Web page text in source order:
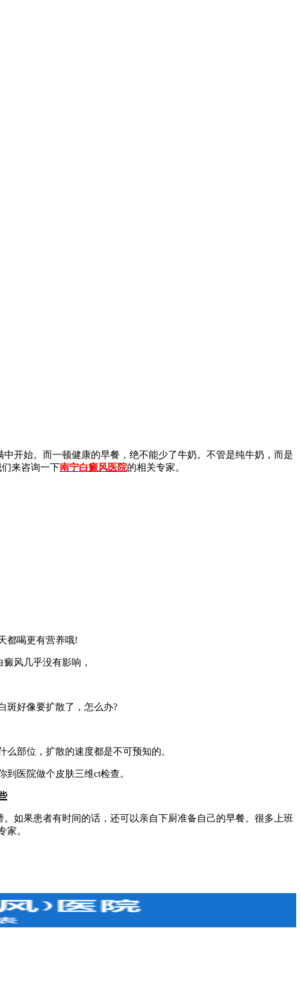
开始。而一顿健康的早餐，绝不能少了牛奶。不管是纯牛奶，而是
来咨询一下南宁白癜风医院的相关专家。
都喝更有营养哦!
风几乎没有影响，
好像要扩散了，怎么办?
部位，扩散的速度都是不可预知的。
医院做个皮肤三维ct检查。
如果患者有时间的话，还可以亲自下厨准备自己的早餐。很多上班
家。